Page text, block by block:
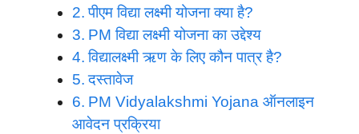
पीएम विद्या लक्ष्मी योजना क्या है?
PM विद्या लक्ष्मी योजना का उद्देश्य
विद्यालक्ष्मी ऋण के लिए कौन पात्र है?
दस्तावेज
PM Vidyalakshmi Yojana ऑनलाइन
आवेदन प्रक्रिया